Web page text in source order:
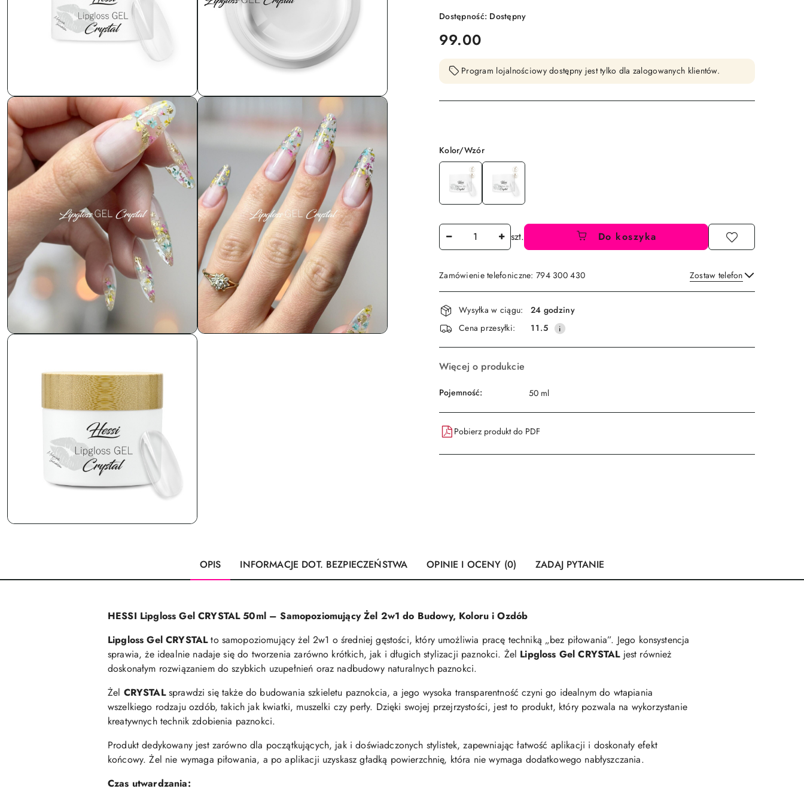
Dostępność: Dostępny
cena:
99.00
Program lojalnościowy dostępny jest tylko dla zalogowanych klientów.
Wariant
Kolor/Wzór
Ilość szt. Do koszyka
Zamówienie telefoniczne: 794 300 430 Zostaw telefon
Wyślij
Dostępność
i
dostawa
Wysyłka w ciągu:
24 godziny
Cena przesyłki:
11.5
Więcej o produkcie
Pojemność: 50 ml
Pobierz produkt do PDF
OPIS INFORMACJE DOT. BEZPIECZEŃSTWA OPINIE I OCENY (0) ZADAJ PYTANIE
HESSI Lipgloss Gel CRYSTAL 50ml – Samopoziomujący Żel 2w1 do Budowy, Koloru i Ozdób
Lipgloss Gel CRYSTALto samopoziomujący żel 2w1 o średniej gęstości, który umożliwia pracę techniką „bez piłowania”. Jego konsystencja
sprawia, że idealnie nadaje się do tworzenia zarówno krótkich, jak i długich stylizacji paznokci. Żel Lipgloss Gel CRYSTALjest również
doskonałym rozwiązaniem do szybkich uzupełnień oraz nadbudowy naturalnych paznokci.
Żel CRYSTALsprawdzi się także do budowania szkieletu paznokcia, a jego wysoka transparentność czyni go idealnym do wtapiania
wszelkiego rodzaju ozdób, takich jak kwiatki, muszelki czy perły. Dzięki swojej przejrzystości, jest to produkt, który pozwala na wykorzystanie
kreatywnych technik zdobienia paznokci.
Produkt dedykowany jest zarówno dla początkujących, jak i doświadczonych stylistek, zapewniając łatwość aplikacji i doskonały efekt
końcowy. Żel nie wymaga piłowania, a po aplikacji uzyskasz gładką powierzchnię, która nie wymaga dodatkowego nabłyszczania.
Czas utwardzania: